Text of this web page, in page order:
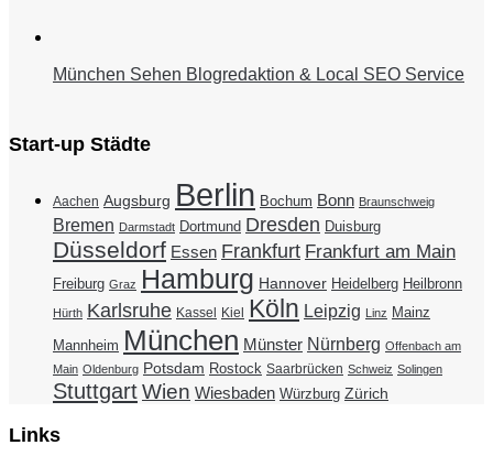
München Sehen Blogredaktion & Local SEO Service
Start-up Städte
Aachen Augsburg Berlin Bochum Bonn Braunschweig
Bremen Darmstadt Dortmund Dresden Duisburg
Düsseldorf Essen Frankfurt Frankfurt am Main
Freiburg Graz Hamburg Hannover Heidelberg Heilbronn
Hürth Karlsruhe Kassel Kiel Köln Leipzig Linz Mainz
Mannheim München Münster Nürnberg Offenbach am
Main Oldenburg Potsdam Rostock Saarbrücken Schweiz Solingen
StuttgartWien Wiesbaden Würzburg Zürich
Links